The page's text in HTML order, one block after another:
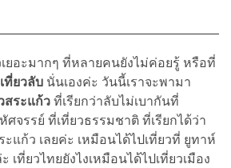
อะมากๆ ที่หลายคนยังไม่ค่อยรู้ หรือที่
ที่ยวลับ นั่นเองค่ะ วันนี้เราจะพามา
สระแก้ว ที่เรียกว่าลับไม่เบากันที่
จรรย์ ที่เที่ยวธรรมชาติ ที่เรียกได้ว่า
แก้ว เลยค่ะ เหมือนได้ไปเที่ยวที่ ยูทาห์
เที่ยวไทยยังไงเหมือนได้ไปเที่ยวเมือง